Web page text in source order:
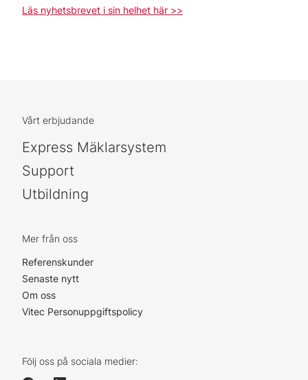
Läs nyhetsbrevet i sin helhet här >>
Vårt erbjudande
Express Mäklarsystem
Support
Utbildning
Mer från oss
Referenskunder
Senaste nytt
Om oss
Vitec Personuppgiftspolicy
Följ oss på sociala medier: